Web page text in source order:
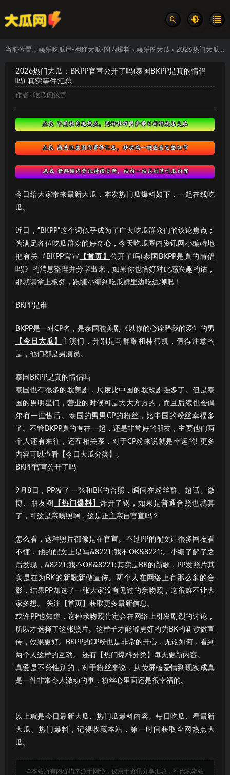
当前位置： 娱乐吃瓜屋-网红大瓜-圈内爆料 > 娱乐圈大瓜 > 2026热门大瓜：BKPP官宣公开了吗(泰国BKPP是真的情侣吗) 真实事件汇总
2026热门大瓜：BKPP官宣公开了吗(泰国BKPP是真的情侣
吗) 真实事件汇总
作者 : 吃瓜闲谈官
今日给大家带来最新大瓜，本次热门瓜爆料如下，一起在线吃
瓜。
近日，“BKPP”这个词似乎成为了广大吃瓜群众们的议论焦点；
为满足各位吃瓜群众的好奇心，今天吃瓜圈内资讯网小编特地
把有关《BKPP官宣
【首页】 公开了吗(泰国BKPP是真的情侣
吗)》的消息整理并分享出来，如果你也恰好对此感兴趣的话，
那就请拿上板凳，跟随小编到吃瓜群里边吃边聊吧！
BKPP是谁
BKPP是一对CP名，是泰国耽美剧《以你的心诠释我的爱》的男
【今日大瓜】 主演们，分别是马群耀和林祎凯，值得注意的
是，他们都是男演员。
泰国BKPP是真的情侣吗
泰国也有很多的耽美剧，尺度比中国的耽改剧强多了。但是泰
国的男明星们，营业的时候可是大大方方的，而且后续也会偶
尔有一些售后。泰国的男男CP的粉丝，比中国的粉丝幸福多
了。不管BKPP真的有在一起，还是非常好的朋友，主要他们两
个人还有来往，还互相关系，对于CP粉来说就是幸运的! 更多
内容可以查看【今日大瓜分类】。
BKPP官宣公开了吗
9月8日，PP发了一张和BK的合照，瞬间在粉丝群、超话、微
博、朋友圈
【热门爆料】 炸开了锅，如果是普通合照也就算
了，可这是亲吻照啊，这是正主亲自官宣吗？
怎么看，这种照片都像是在官宣。不过PP的配文让很多网友看
不懂，他的配文上是写&8221;我不OK&8221;。小编了解了之
后发现，&8221;我不OK&8221;其实是BK的新歌，PP发照片其
实是在为BK的新歌新做宣传。两个人在网络上有那么多的合
影，结果PP却选了一张大家没有见过的亲吻照，这很难不让大
家多想。 关注【首页】获取更多最新信息。
或许PP也知道，这种亲吻照肯定会在网络上引发剧烈的讨论，
所以才选择了这张照片。这样子才能够更好的为BK的新歌做宣
传，效果更好。BKPP的CP粉也是非常的开心，无论如何，看到
两个人这样的互动。 还有【热门爆料分类】每天更新内容。
真爱是不分性别的，对于粉丝来说，从荧屏磕爱情到现实成真
是一件非常令人激动的事，粉丝心里面还是很幸福的。
以上就是今日最新大瓜、热门瓜爆料内容。每日吃瓜、看最新
大瓜、热门爆料，记得收藏本站，第一时间获取全网热点大
瓜。
©本站所有内容均来源于网络，仅用于资讯分享汇总，不代表本站